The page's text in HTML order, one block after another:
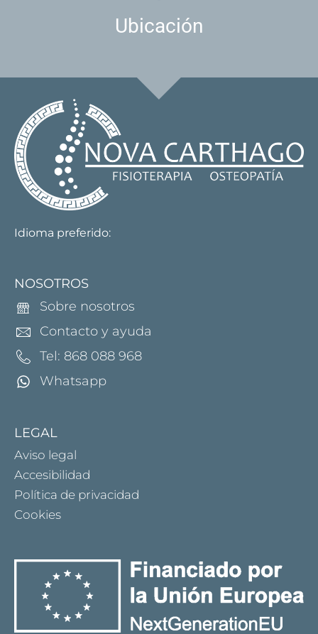
Ubicación
Idioma preferido:
NOSOTROS
Sobre nosotros
Contacto y ayuda
Tel: 868 088 968
Whatsapp
LEGAL
Aviso legal
Accesibilidad
Política de privacidad
Cookies